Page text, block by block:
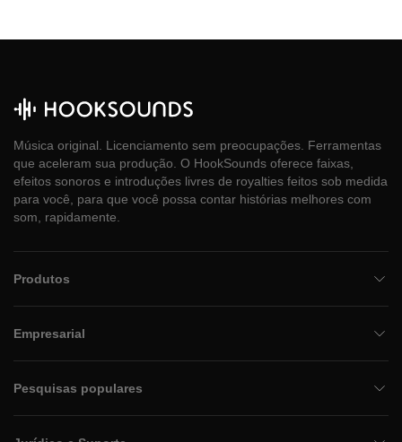
Música original. Licenciamento sem preocupações. Ferramentas
que aceleram sua produção. O HookSounds oferece faixas,
efeitos sonoros e introduções livres de royalties feitos sob medida
para você, para que você possa contar histórias melhores com
som, rapidamente.
Produtos
Empresarial
Pesquisas populares